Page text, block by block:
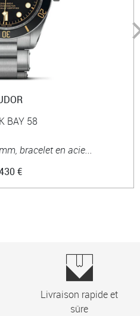
BAY 58
bracelet en acie...
€
Livraison rapide et
sûre